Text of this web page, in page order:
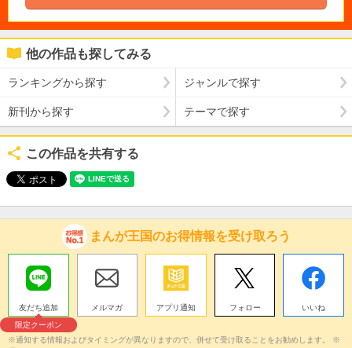
他の作品も探してみる
ランキングから探す ジャンルで探す
新刊から探す テーマで探す
この作品を共有する
まんが王国のお得情報を受け取ろう
友だち追加
限定クーポン
メルマガ アプリ通知 フォロー いいね
※通知する情報およびタイミングが異なりますので、併せて受け取ることをお勧めします。 ※